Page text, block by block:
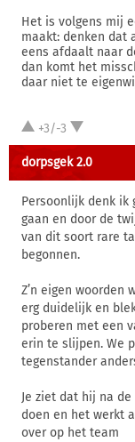
Het is volgens mij
maakt: denken dat
eens afdaalt naar
dan komt het
daar niet te
+3/-3
dorpsgek 2.0
Persoonlijk denk ik
gaan en door de
van dit soort rare
begonnen.
Z’n eigen woorden
erg duidelijk en
proberen met een
erin te slijpen. We
tegenstander
Je ziet dat hij na
doen en het werkt
over op het team